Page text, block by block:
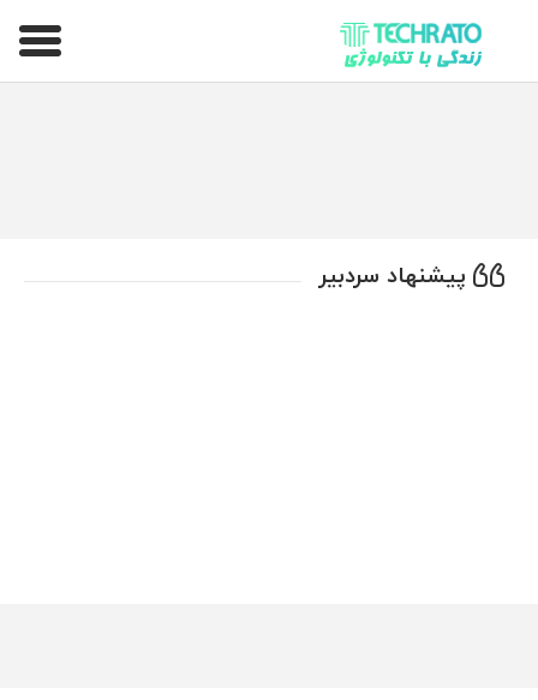
تکراتو – زندگی با تکنولوژی
پیشنهاد سردبیر